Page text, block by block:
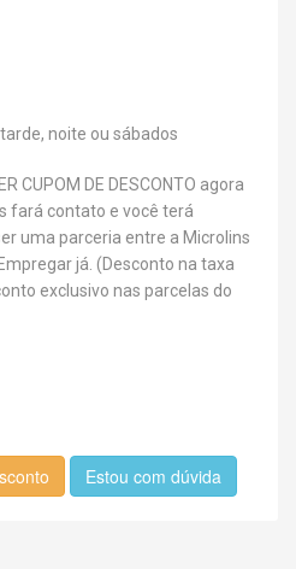
noite ou sábados
CUPOM DE DESCONTO agora
fará contato e você terá
uma parceria entre a Microlins
já. (Desconto na taxa
exclusivo nas parcelas do
Estou com dúvida